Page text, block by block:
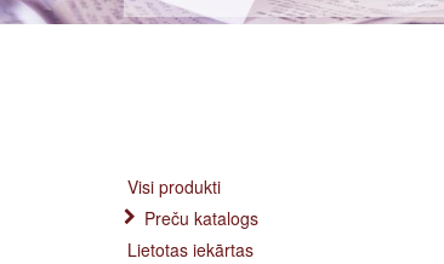
Visi produkti
Preču katalogs
Lietotas iekārtas